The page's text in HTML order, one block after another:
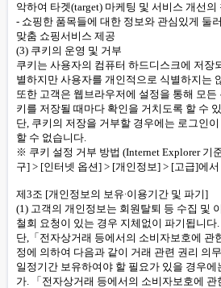
악하여 타겟(target) 마케팅 및 서비스 개선의
- 쇼핑한 품목들에 대한 정보와 관심있게 둘
맞춤 쇼핑서비스 제공
(3) 쿠키의 운영 및 거부
쿠키는 사용자의 컴퓨터 하드디스크에 저장
별하지만 사용자를 개인적으로 식별하지는
또한 고객은 웹브라우저에 설정을 통해 모
키를 저장될 때마다 확인을 거치도록 할 수
단, 쿠키의 저장을 거부할 경우에는 로그인
할 수 없습니다.
※ 쿠키 설정 거부 방법 (Internet Explorer 기
구] > [인터넷 옵션] > [개인정보] > [고급]에
제3조 [개인정보의 보유∙이용기간 및 파기]
(1) 고객의 개인정보는 회원탈퇴 등 수집 및
철회 요청이 있는 경우 지체없이 파기됩니다.
단,「전자상거래 등에서의 소비자보호에 관
정에 의하여 다음과 같이 거래 관련 권리 의
일정기간 보유하여야 할 필요가 있을 경우
가. 「전자상거래 등에서의 소비자보호에 관